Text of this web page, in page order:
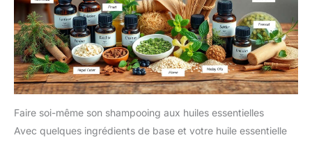
Faire soi-même son shampooing aux huiles essentielles
Avec quelques ingrédients de base et votre huile essentielle